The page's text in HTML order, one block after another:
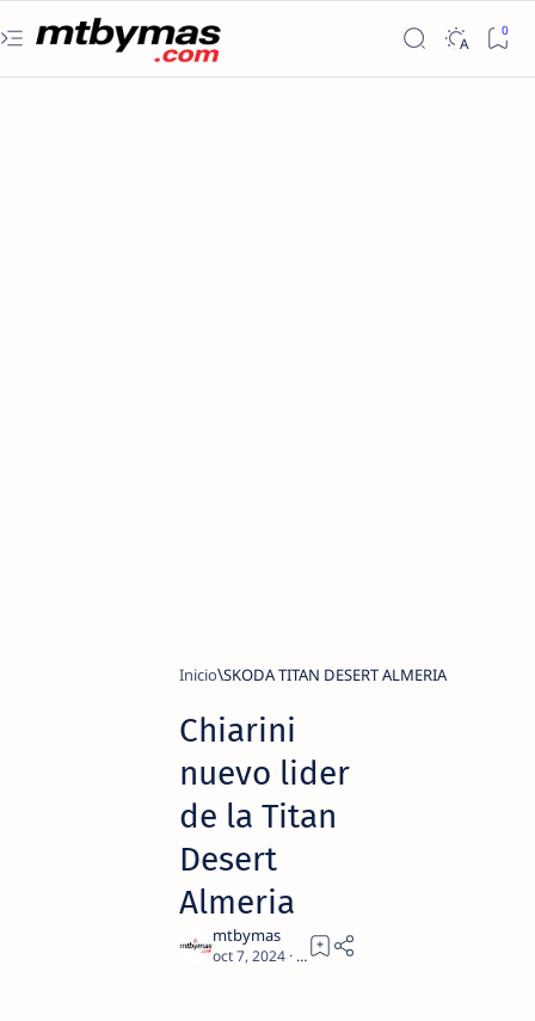
Inicio SKODA TITAN DESERT ALMERIA
Chiarini
nuevo lider
de la Titan
Desert
Almeria
3